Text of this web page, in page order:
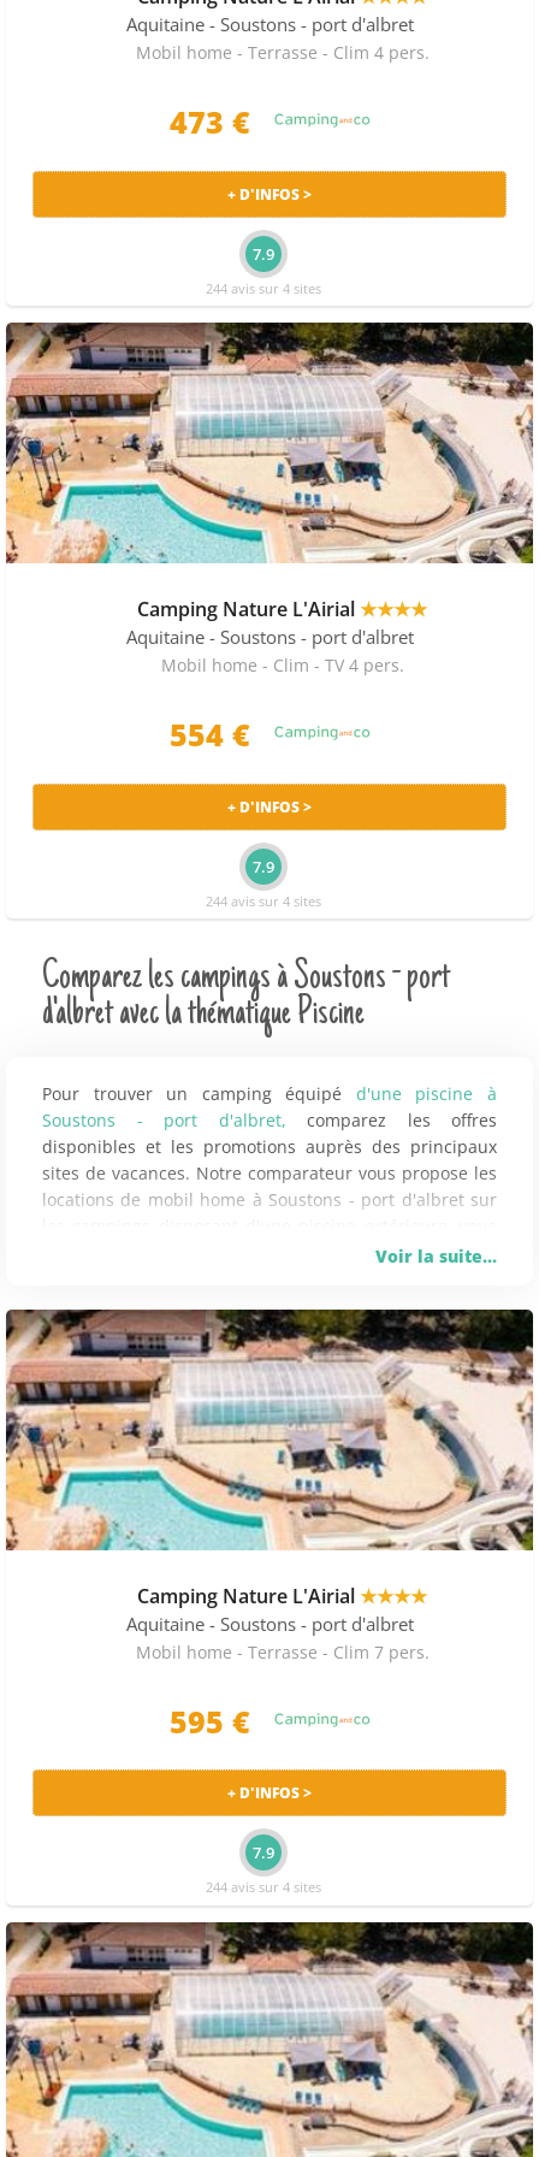
Aquitaine - Soustons - port d'albret
Mobil home - Terrasse - Clim 4 pers.
473 €
+ D'INFOS >
7.9
244 avis sur 4 sites
Camping Nature L'Airial★★★★
Aquitaine - Soustons - port d'albret
Mobil home - Clim - TV 4 pers.
554 €
+ D'INFOS >
7.9
244 avis sur 4 sites
Comparez les campings à Soustons - port
d'albret avec la thématique Piscine
Pour trouver un camping équipé d'une piscine à
Soustons - port d'albret, comparez les offres
disponibles et les promotions auprès des principaux
sites de vacances. Notre comparateur vous propose les
locations de mobil home à Soustons - port d'albret sur
pourrez profiter du beau temps et vous baigner
Vous pouvez comparer 734 séjours disponibles en
mobil home avec piscine à Soustons - port d'albret. Les
topscampings sont le Camping Sandaya Soustons
Village (noté 91/100) ou le Camping L'Airial (noté
79/100).La semaine en mobilhome avec piscine la
moins chère sur Soustons - port d'albret est le Camping
L'Airial (154€ pour 7 nuits en arrivant le 12 Juin). Les
locations dans ce camping, avec piscine couverte, avec
animaux acceptés et avec laverie automatique, vous
assurent des vacances confortables.En juillet,il faut
camping à Soustons - port d'albret. Les prix démarrent
à 532 €. Comptez en moyenne 850€/semaine pour un
mobile home en août.Le séjour le moins cher est à 375
le Camping Messanges (Messanges).
Voir la suite...
Camping Nature L'Airial★★★★
Aquitaine - Soustons - port d'albret
Mobil home - Terrasse - Clim 7 pers.
595 €
+ D'INFOS >
7.9
244 avis sur 4 sites